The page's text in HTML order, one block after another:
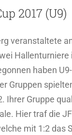
2017 (U9)
veranstaltete
Hallenturniere
haben
Gruppen
Ihrer Gruppe
Hier traf die
mit 1:2 das